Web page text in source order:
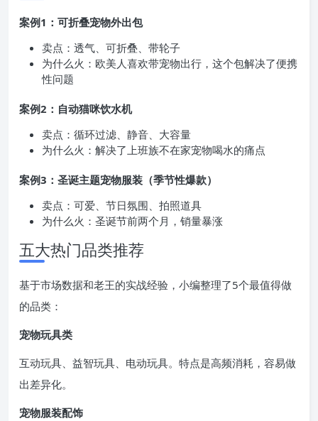
案例1：可折叠宠物外出包
卖点：透气、可折叠、带轮子
为什么火：欧美人喜欢带宠物出行，这个包解决了便携
性问题
案例2：自动猫咪饮水机
卖点：循环过滤、静音、大容量
为什么火：解决了上班族不在家宠物喝水的痛点
案例3：圣诞主题宠物服装（季节性爆款）
卖点：可爱、节日氛围、拍照道具
为什么火：圣诞节前两个月，销量暴涨
五大热门品类推荐
基于市场数据和老王的实战经验，小编整理了5个最值得做
的品类：
宠物玩具类
互动玩具、益智玩具、电动玩具。特点是高频消耗，容易做
出差异化。
宠物服装配饰